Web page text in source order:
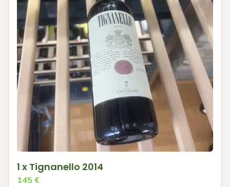
1 x Tignanello 2014
145 €